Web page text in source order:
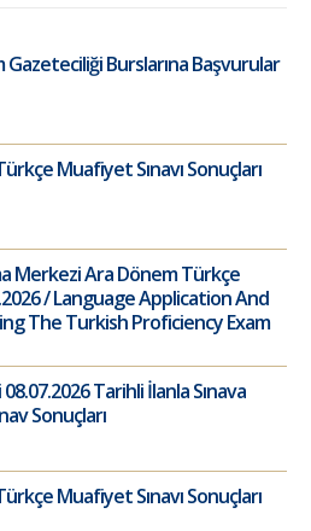
Gazeteciliği Burslarına Başvurular
Muafiyet Sınavı Sonuçları
Merkezi Ara Dönem Türkçe
/ Language Application And
The Turkish Proficiency Exam
Tarihli İlanla Sınava
Sonuçları
Muafiyet Sınavı Sonuçları